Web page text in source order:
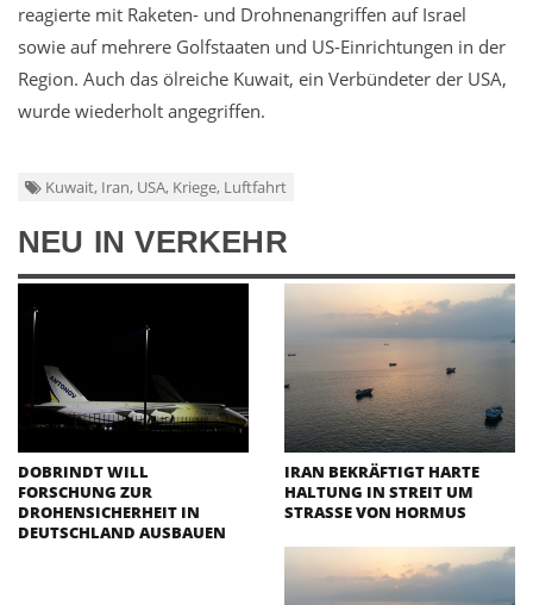
reagierte mit Raketen- und Drohnenangriffen auf Israel
sowie auf mehrere Golfstaaten und US-Einrichtungen in der
Region. Auch das ölreiche Kuwait, ein Verbündeter der USA,
wurde wiederholt angegriffen.
Kuwait, Iran, USA, Kriege, Luftfahrt
NEU IN VERKEHR
DOBRINDT WILL
FORSCHUNG ZUR
DROHENSICHERHEIT IN
DEUTSCHLAND AUSBAUEN
IRAN BEKRÄFTIGT HARTE
HALTUNG IN STREIT UM
STRASSE VON HORMUS